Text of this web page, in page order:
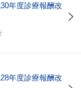
年度診療報酬改
年度診療報酬改